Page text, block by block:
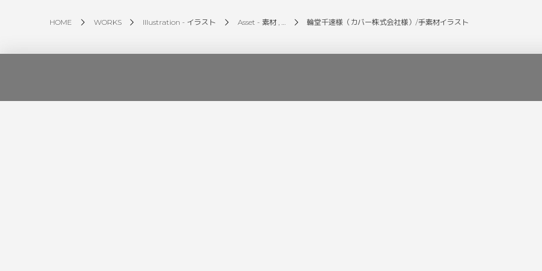
HOME WORKS Illustration - イラスト Asset - 素材 , … 輪堂千速様（カバー株式会社様）/手素材イラスト